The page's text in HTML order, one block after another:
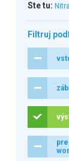
Ste tu: Nitra
Filtruj